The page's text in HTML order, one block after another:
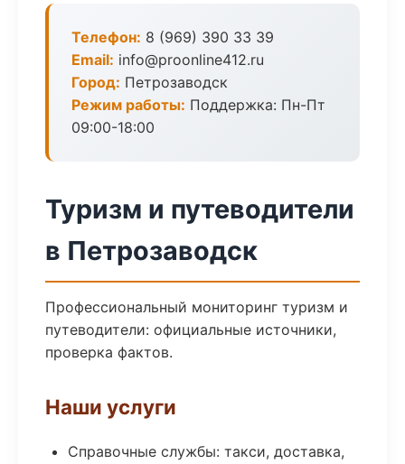
Телефон: 8 (969) 390 33 39
Email: info@proonline412.ru
Город: Петрозаводск
Режим работы: Поддержка: Пн-Пт
09:00-18:00
Туризм и путеводители
в Петрозаводск
Профессиональный мониторинг туризм и
путеводители: официальные источники,
проверка фактов.
Наши услуги
Справочные службы: такси, доставка,